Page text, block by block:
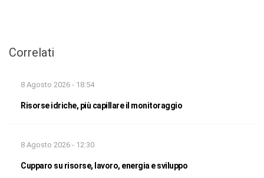
Correlati
8 Agosto 2026 - 18:54
Risorse idriche, più capillare il monitoraggio
8 Agosto 2026 - 12:30
Cupparo su risorse, lavoro, energia e sviluppo